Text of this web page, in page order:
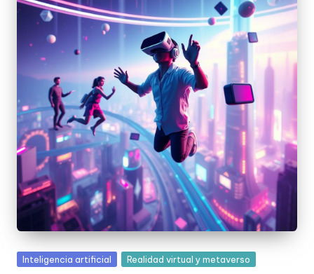
Posted
Inteligencia artificial Realidad virtual y metaverso